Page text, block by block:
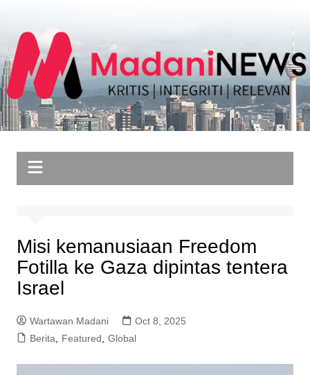
content
Misi kemanusiaan Freedom
Fotilla ke Gaza dipintas tentera
Israel
Wartawan Madani
Oct 8, 2025
Berita, Featured, Global